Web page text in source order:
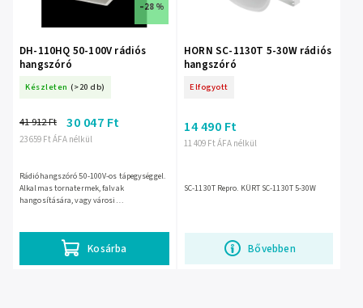
–28 %
DH-110HQ 50-100V rádiós
hangszóró
Készleten (>20 db)
23 659 Ft ÁFA nélkül
41 912 Ft 30 047 Ft
Kosárba
Rádióhangszóró 50-100V-os tápegységgel.
Alkalmas tornatermek, falvak
hangosítására, vagy városi
HORN SC-1130T 5-30W rádiós
hangszóró
Elfogyott
11 409 Ft ÁFA nélkül
14 490 Ft
Bővebben
SC-1130T Repro. KÜRT SC-1130T 5-30W